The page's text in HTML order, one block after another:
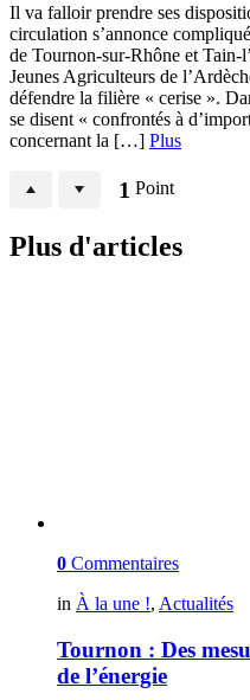
Il va falloir prendre ses
circulation s’annonce
de Tournon-sur-Rhône et
Jeunes Agriculteurs de
défendre la filière « cerise ».
se disent « confrontés à
concernant la […] Plus
1 Point
Plus d'articles
0 Commentaires
in À la une !, Actualités
Tournon : Des
de l’énergie